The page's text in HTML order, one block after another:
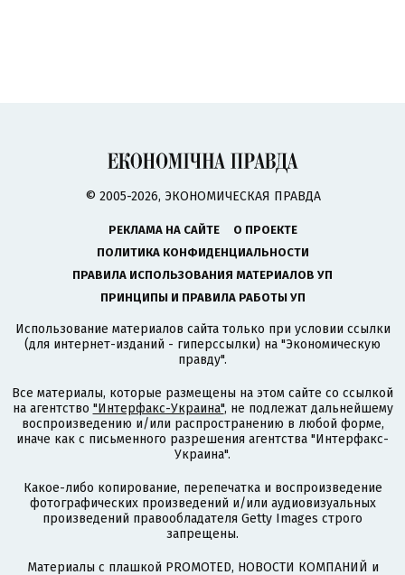
© 2005-2026, ЭКОНОМИЧЕСКАЯ ПРАВДА
РЕКЛАМА НА САЙТЕ
О ПРОЕКТЕ
ПОЛИТИКА КОНФИДЕНЦИАЛЬНОСТИ
ПРАВИЛА ИСПОЛЬЗОВАНИЯ МАТЕРИАЛОВ УП
ПРИНЦИПЫ И ПРАВИЛА РАБОТЫ УП
Использование материалов сайта только при условии ссылки
(для интернет-изданий - гиперссылки) на "Экономическую
правду".
Все материалы, которые размещены на этом сайте со ссылкой
на агентство "Интерфакс-Украина", не подлежат дальнейшему
воспроизведению и/или распространению в любой форме,
иначе как с письменного разрешения агентства "Интерфакс-
Украина".
Какое-либо копирование, перепечатка и воспроизведение
фотографических произведений и/или аудиовизуальных
произведений правообладателя Getty Images строго
запрещены.
Материалы с плашкой PROMOTED, НОВОСТИ КОМПАНИЙ и